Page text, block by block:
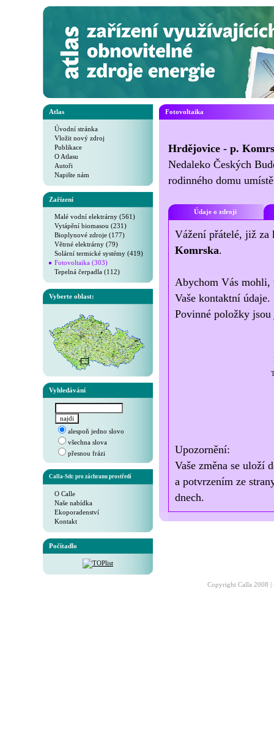
Atlas
Úvodní stránka
Vložit nový zdroj
Publikace
O Atlasu
Autoři
Napište nám
Zařízení
Malé vodní elektrárny (561)
Vytápění biomasou (231)
Bioplynové zdroje (177)
Větrné elektrárny (79)
Solární termické systémy (419)
Fotovoltaika (303)
Tepelná čerpadla (112)
Vyberte oblast:
Vyhledávání
alespoň jedno slovo
všechna slova
přesnou frázi
Calla-Sdr. pro záchranu prostředí
O Calle
Naše nabídka
Ekoporadenství
Kontakt
Počítadlo
Fotovoltaika
Hrdějovice - p.
Nedaleko Českých
rodinného domu
Údaje o zdroji
Vážení přátelé, již
Komrska.
Abychom Vás mohli,
Vaše kontaktní údaje.
Povinné položky
Upozornění:
Vaše změna se uloží
a potvrzením ze
dnech.
Copyright Calla 2008 |